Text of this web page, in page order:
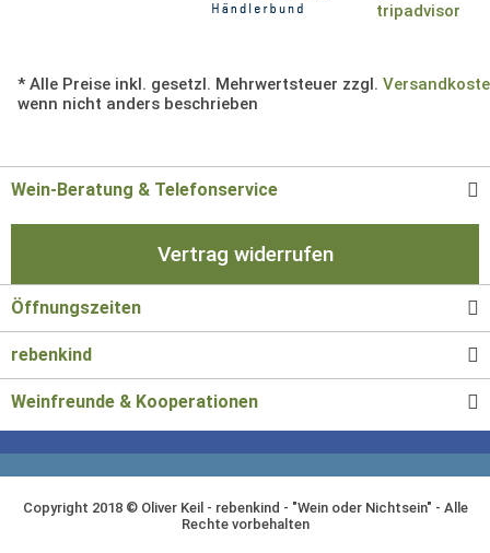
* Alle Preise inkl. gesetzl. Mehrwertsteuer zzgl.
wenn nicht anders beschrieben
Wein-Beratung & Telefonservice
Vertrag widerrufen
Öffnungszeiten
rebenkind
Weinfreunde & Kooperationen
Copyright 2018 © Oliver Keil - rebenkind - "Wein oder Nichtsein" - Alle
Rechte vorbehalten